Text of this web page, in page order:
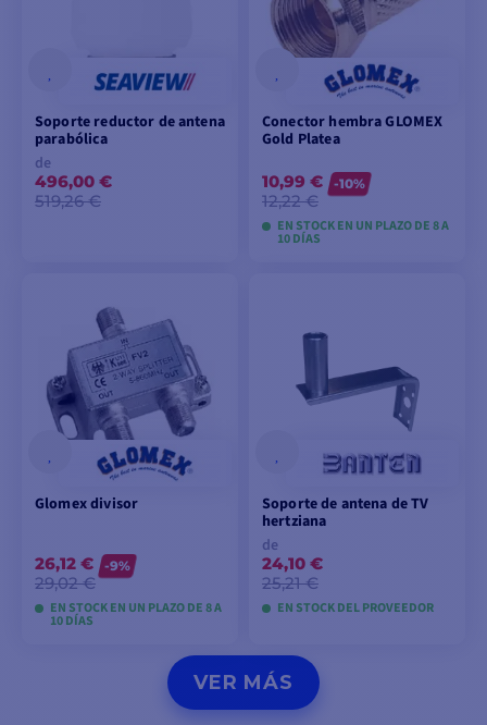
Soporte reductor de antena
parabólica
de
496,00 €
519,26 €
Conector hembra GLOMEX
Gold Platea
10,99 €
12,22 €
-10%
EN STOCK EN UN PLAZO DE 8 A
10 DÍAS
Glomex divisor
26,12 €
29,02 €
-9%
EN STOCK EN UN PLAZO DE 8 A
10 DÍAS
VER MODELOS
Soporte de antena de TV
hertziana
de
24,10 €
25,21 €
EN STOCK DEL PROVEEDOR
VER MODELOS
VER MÁS